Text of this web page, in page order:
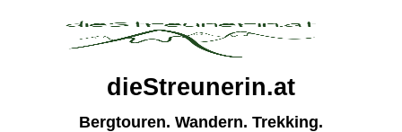
dieStreunerin.at
Bergtouren. Wandern. Trekking.